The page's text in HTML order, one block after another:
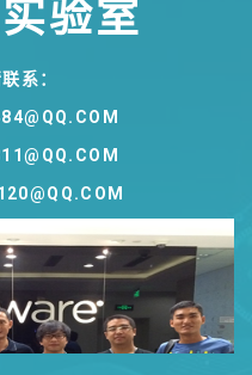
验室
系：